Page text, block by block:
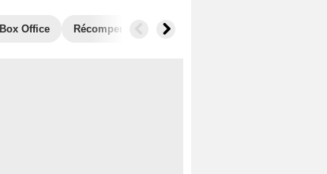
Box Office Récompenses Films similaires